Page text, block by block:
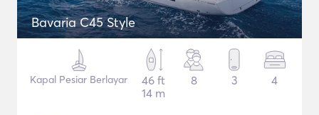
Bavaria C45 Style
Kapal Pesiar Berlayar
46 ft
14 m
8 3 4